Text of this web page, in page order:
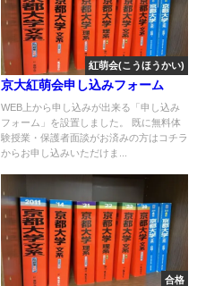
紅萌会(こうほうかい)
京大紅萌会申し込みフォーム
WEB上から申し込みが出来る「申し込み
フォーム」を設置しました。 既に無料体
験授業・保護者面談がお済みの方はコチラ
からお申し込みいただけま...
合格